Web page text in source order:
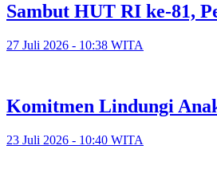
Sambut HUT RI ke-81,
27 Juli 2026 - 10:38 WITA
Komitmen Lindungi
23 Juli 2026 - 10:40 WITA